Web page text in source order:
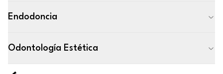
Endodoncia
Odontología Estética